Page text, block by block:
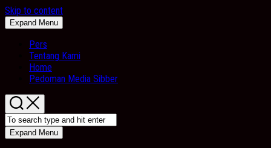
Skip to content
Expand Menu
Pers
Tentang Kami
Home
Pedoman Media Sibber
Expand Menu